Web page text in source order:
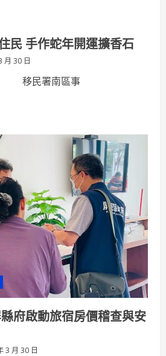
民 手作蛇年開運擴香石
月 30 日
移民署南區事
府啟動旅宿房價稽查與安
3 月 30 日